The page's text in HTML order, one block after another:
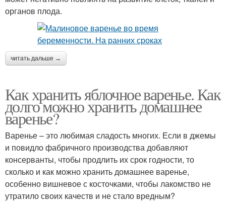
органов плода.
читать дальше →
Как хранить яблочное варенье. Как
долго можно хранить домашнее
варенье?
Варенье – это любимая сладость многих. Если в джемы
и повидло фабричного производства добавляют
консерванты, чтобы продлить их срок годности, то
сколько и как можно хранить домашнее варенье,
особенно вишневое с косточками, чтобы лакомство не
утратило своих качеств и не стало вредным?